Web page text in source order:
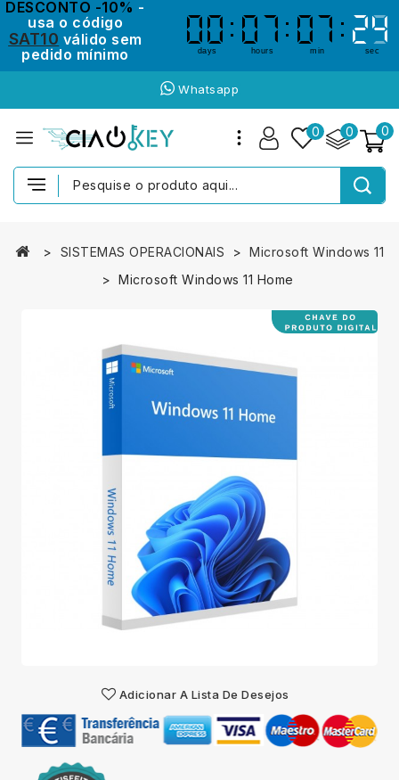
DESCONTO -10% -
usa o código
SAT10 válido sem
pedido mínimo
00
00
days
07
07
hours
07
07
min
24
24
sec
Whatsapp
0
0
0
SISTEMAS OPERACIONAIS
Microsoft Windows 11
Microsoft Windows 11 Home
Adicionar A Lista De Desejos